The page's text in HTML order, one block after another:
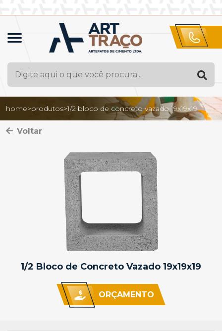
home>produtos>1/2 bloco de concreto vazado 19x19x19
Voltar
1/2 Bloco de Concreto Vazado 19x19x19
ORÇAMENTO